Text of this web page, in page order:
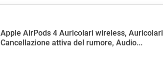
Apple AirPods 4 Auricolari wireless,
Cancellazione attiva del rumore, Audio...